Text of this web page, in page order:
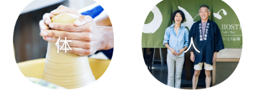
体 人